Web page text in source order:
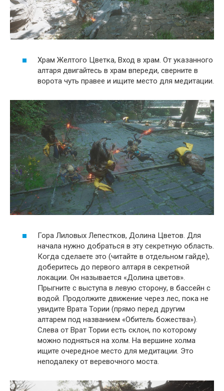
Храм Желтого Цветка, Вход в храм. От указанного
алтаря двигайтесь в храм впереди, сверните в
ворота чуть правее и ищите место для медитации.
Гора Лиловых Лепестков, Долина Цветов. Для
начала нужно добраться в эту секретную область.
Когда сделаете это (читайте в отдельном гайде),
доберитесь до первого алтаря в секретной
локации. Он называется «Долина цветов».
Прыгните с выступа в левую сторону, в бассейн с
водой. Продолжите движение через лес, пока не
увидите Врата Тории (прямо перед другим
алтарем под названием «Обитель божества»).
Слева от Врат Тории есть склон, по которому
можно подняться на холм. На вершине холма
ищите очередное место для медитации. Это
неподалеку от веревочного моста.